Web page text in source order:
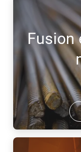
Fusion